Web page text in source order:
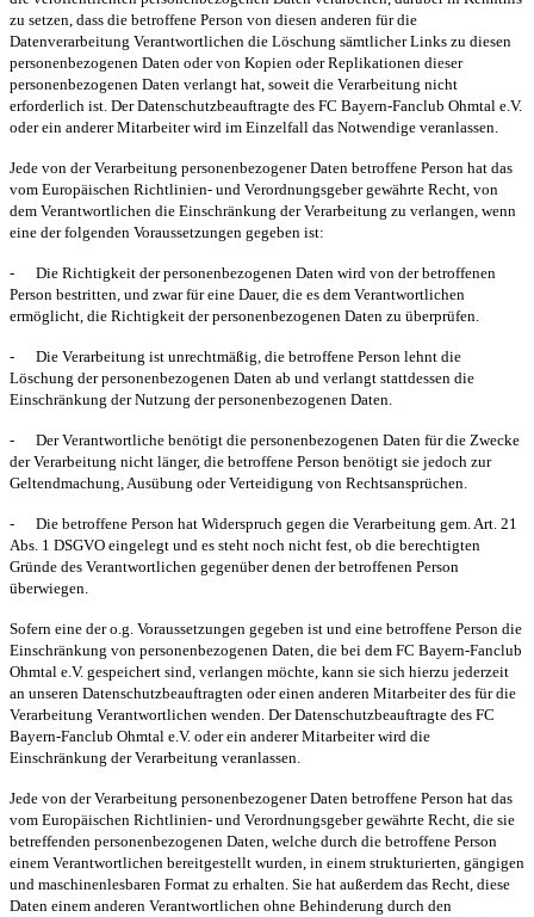
zu setzen, dass die betroffene Person von diesen anderen für die
Datenverarbeitung Verantwortlichen die Löschung sämtlicher Links zu diesen
personenbezogenen Daten oder von Kopien oder Replikationen dieser
personenbezogenen Daten verlangt hat, soweit die Verarbeitung nicht
erforderlich ist. Der Datenschutzbeauftragte des FC Bayern-Fanclub Ohmtal e.V.
oder ein anderer Mitarbeiter wird im Einzelfall das Notwendige veranlassen.
Jede von der Verarbeitung personenbezogener Daten betroffene Person hat das
vom Europäischen Richtlinien- und Verordnungsgeber gewährte Recht, von
dem Verantwortlichen die Einschränkung der Verarbeitung zu verlangen, wenn
eine der folgenden Voraussetzungen gegeben ist:
-
Die Richtigkeit der personenbezogenen Daten wird von der betroffenen
Person bestritten, und zwar für eine Dauer, die es dem Verantwortlichen
ermöglicht, die Richtigkeit der personenbezogenen Daten zu überprüfen.
-
Die Verarbeitung ist unrechtmäßig, die betroffene Person lehnt die
Löschung der personenbezogenen Daten ab und verlangt stattdessen die
Einschränkung der Nutzung der personenbezogenen Daten.
-
Der Verantwortliche benötigt die personenbezogenen Daten für die Zwecke
der Verarbeitung nicht länger, die betroffene Person benötigt sie jedoch zur
Geltendmachung, Ausübung oder Verteidigung von Rechtsansprüchen.
-
Die betroffene Person hat Widerspruch gegen die Verarbeitung gem. Art. 21
Abs. 1 DSGVO eingelegt und es steht noch nicht fest, ob die berechtigten
Gründe des Verantwortlichen gegenüber denen der betroffenen Person
überwiegen.
Sofern eine der o.g. Voraussetzungen gegeben ist und eine betroffene Person die
Einschränkung von personenbezogenen Daten, die bei dem FC Bayern-Fanclub
Ohmtal e.V. gespeichert sind, verlangen möchte, kann sie sich hierzu jederzeit
an unseren Datenschutzbeauftragten oder einen anderen Mitarbeiter des für die
Verarbeitung Verantwortlichen wenden. Der Datenschutzbeauftragte des FC
Bayern-Fanclub Ohmtal e.V. oder ein anderer Mitarbeiter wird die
Einschränkung der Verarbeitung veranlassen.
Jede von der Verarbeitung personenbezogener Daten betroffene Person hat das
vom Europäischen Richtlinien- und Verordnungsgeber gewährte Recht, die sie
betreffenden personenbezogenen Daten, welche durch die betroffene Person
einem Verantwortlichen bereitgestellt wurden, in einem strukturierten, gängigen
und maschinenlesbaren Format zu erhalten. Sie hat außerdem das Recht, diese
Daten einem anderen Verantwortlichen ohne Behinderung durch den